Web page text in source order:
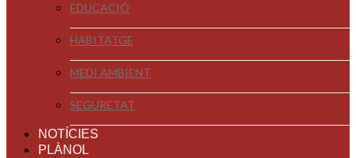
EDUCACIÓ
HABITATGE
MEDI AMBIENT
SEGURETAT
NOTÍCIES
PLÀNOL